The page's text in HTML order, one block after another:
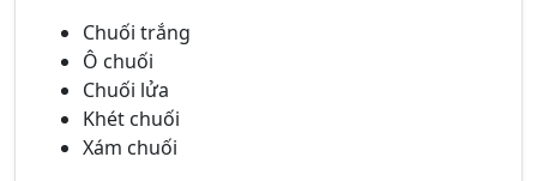
Chuối trắng
Ô chuối
Chuối lửa
Khét chuối
Xám chuối